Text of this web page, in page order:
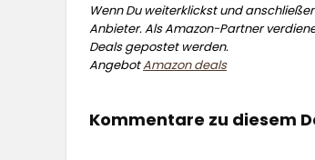
Wenn Du weiterklickst und
Anbieter. Als Amazon-Partner
Deals gepostet werden.
AngebotAmazon deals
Kommentare zu diesem